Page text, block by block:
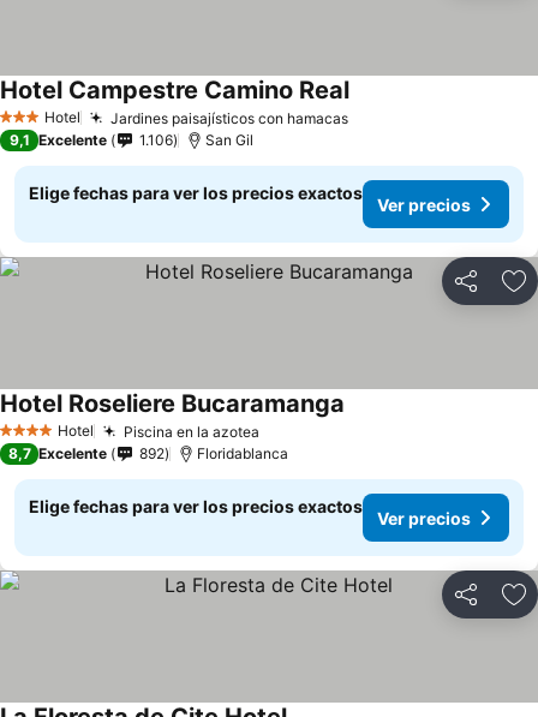
3 Estrellas
Hotel Jardines paisajísticos con hamacasVer precios
Hotel Campestre Camino RealVer precios
9,1 Excelente 1.106 San Gil
Elige fechas para ver los precios exactos
Ver precios
Compartir
4 EstrellasHotel Piscina en la azotea
Hotel Roseliere Bucaramanga
8,7 Excelente 892 Floridablanca
Elige fechas para ver los precios exactos
Ver precios
Compartir